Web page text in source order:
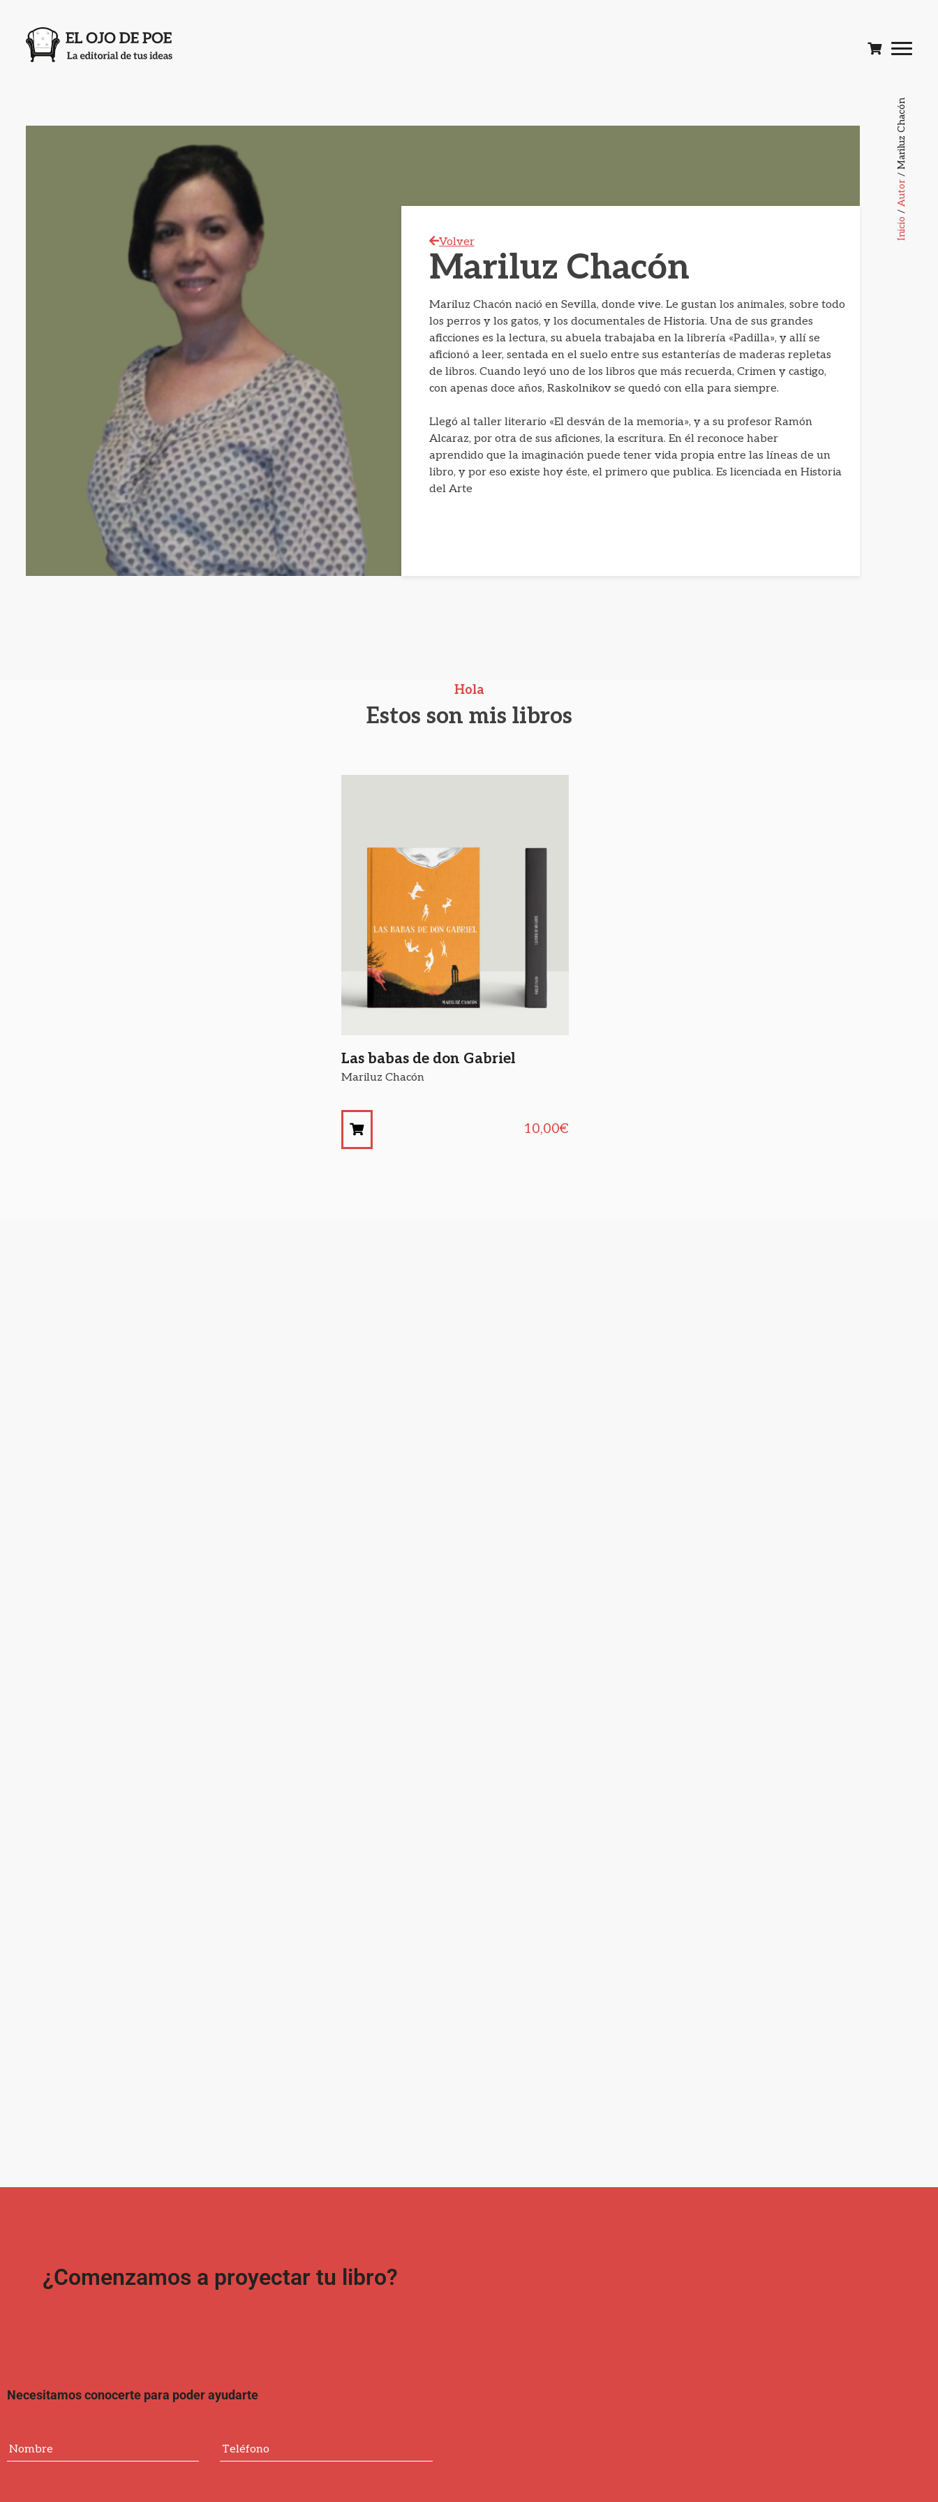
Inicio
/
Autor
/ Mariluz Chacón
Volver
Mariluz Chacón
Mariluz Chacón nació en Sevilla, donde vive. Le gustan los animales, sobre todo
los perros y los gatos, y los documentales de Historia. Una de sus grandes
aficciones es la lectura, su abuela trabajaba en la librería «Padilla», y allí se
aficionó a leer, sentada en el suelo entre sus estanterías de maderas repletas
de libros. Cuando leyó uno de los libros que más recuerda, Crimen y castigo,
con apenas doce años, Raskolnikov se quedó con ella para siempre.
Llegó al taller literario «El desván de la memoria», y a su profesor Ramón
Alcaraz, por otra de sus aficiones, la escritura. En él reconoce haber
aprendido que la imaginación puede tener vida propia entre las líneas de un
libro, y por eso existe hoy éste, el primero que publica. Es licenciada en Historia
del Arte
Hola
Estos son mis libros
Las babas de don Gabriel
Mariluz Chacón
10,00€
¿Comenzamos a proyectar tu libro?
Necesitamos conocerte para poder ayudarte